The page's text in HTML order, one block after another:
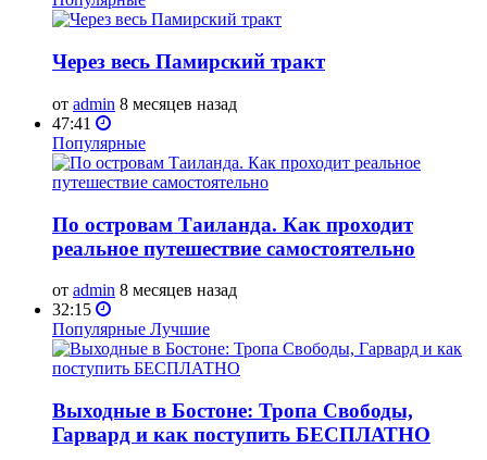
Через весь Памирский тракт
от admin 8 месяцев назад
47:41
Популярные
По островам Таиланда. Как проходит
реальное путешествие самостоятельно
от admin 8 месяцев назад
32:15
Популярные Лучшие
Выходные в Бостоне: Тропа Свободы,
Гарвард и как поступить БЕСПЛАТНО